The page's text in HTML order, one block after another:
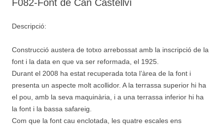
F082-Font de Can Castellví
Descripció:
Construcció austera de totxo arrebossat amb la inscripció de la
font i la data en que va ser reformada, el 1925.
Durant el 2008 ha estat recuperada tota l’àrea de la font i
presenta un aspecte molt acollidor. A la terrassa superior hi ha
el pou, amb la seva maquinària, i a una terrassa inferior hi ha
la font i la bassa safareig.
Com que la font cau enclotada, les quatre escales ens